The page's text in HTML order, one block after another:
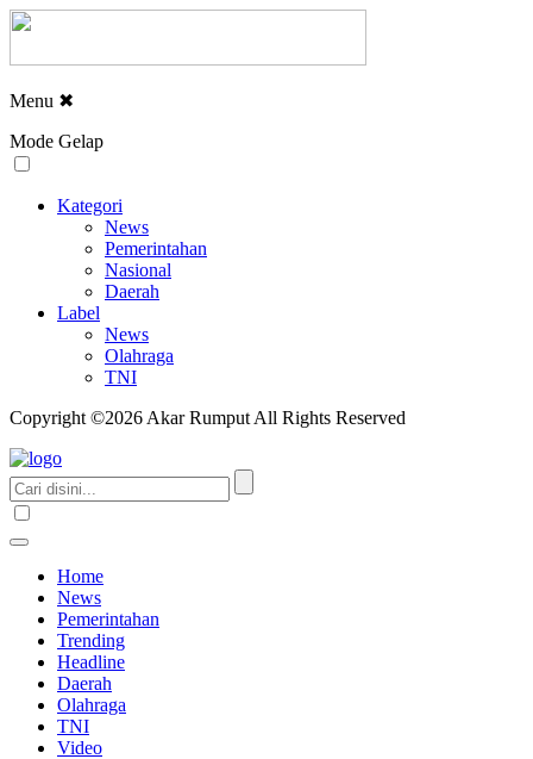
Menu ✖
Mode Gelap
Kategori
News
Pemerintahan
Nasional
Daerah
Label
News
Olahraga
TNI
Copyright ©2026 Akar Rumput All Rights Reserved
Home
News
Pemerintahan
Trending
Headline
Daerah
Olahraga
TNI
Video